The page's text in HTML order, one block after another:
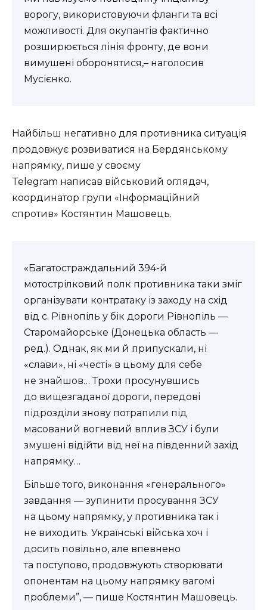
ворогу, використовуючи фланги та всі
можливості. Для окупантів фактично
розширюється лінія фронту, де вони
вимушені оборонятися,– наголосив
Мусієнко.
Найбільш негативно для противника ситуація
продовжує розвиватися на Бердянському
напрямку, пише у своєму
Telegram написав військовий оглядач,
координатор групи «Інформаційний
спротив» Костянтин Машовець.
«Багатостраждальний 394-й
мотострілковий полк противника таки зміг
організувати контратаку із заходу на схід
від с. Рівнопіль у бік дороги Рівнопіль —
Старомайорське (Донецька область —
ред.). Однак, як ми й припускали, ні
«слави», ні «честі» в цьому для себе
не знайшов… Трохи просунувшись
до вищезгаданої дороги, передові
підрозділи знову потрапили під
масований вогневий вплив ЗСУ і були
змушені відійти від неї на південний захід
напрямку…
Більше того, виконання «генерального»
завдання — зупинити просування ЗСУ
на цьому напрямку, у противника так і
не виходить. Українські війська хоч і
досить повільно, але впевнено
та поступово, продовжують створювати
опонентам на цьому напрямку вагомі
проблеми”, — пише Костянтин Машовець.